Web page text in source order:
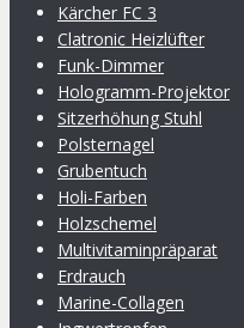
Kärcher FC 3
Clatronic Heizlüfter
Funk-Dimmer
Hologramm-Projektor
Sitzerhöhung Stuhl
Polsternagel
Grubentuch
Holi-Farben
Holzschemel
Multivitaminpräparat
Erdrauch
Marine-Collagen